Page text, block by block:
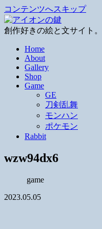
コンテンツへスキップ
創作好きの絵と文サイト
Home
About
Gallery
Shop
Game
GE
刀剣乱舞
モンハン
ポケモン
Rabbit
wzw94dx6
game
2023.05.05